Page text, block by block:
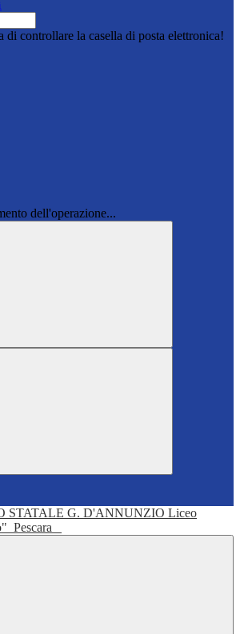
di controllare la casella di posta elettronica!
dell'operazione...
Liceo
Pescara